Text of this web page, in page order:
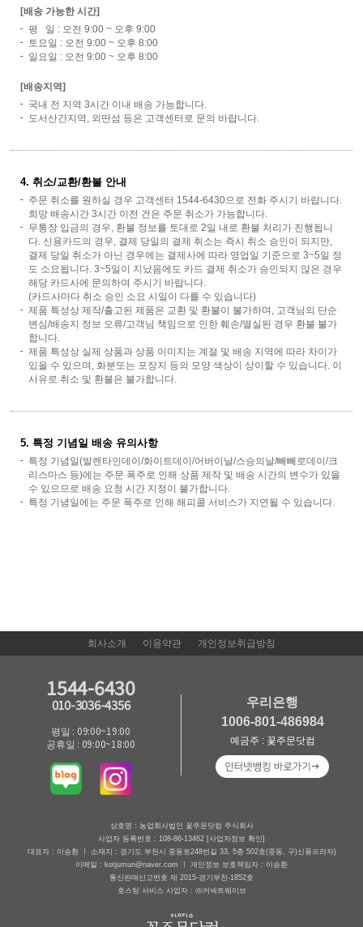
[배송 가능한 시간]
평 일 : 오전 9:00 ~ 오후 9:00
토요일 : 오전 9:00 ~ 오후 8:00
일요일 : 오전 9:00 ~ 오후 8:00
[배송지역]
국내 전 지역 3시간 이내 배송 가능합니다.
도서산간지역, 외딴섬 등은 고객센터로 문의 바랍니다.
4. 취소/교환/환불 안내
주문 취소를 원하실 경우 고객센터 1544-6430으로 전화 주시기 바랍니다.
희망 배송시간 3시간 이전 건은 주문 취소가 가능합니다.
무통장 입금의 경우, 환불 정보를 토대로 2일 내로 환불 처리가 진행됩니
다. 신용카드의 경우, 결제 당일의 결제 취소는 즉시 취소 승인이 되지만,
결제 당일 취소가 아닌 경우에는 결제사에 따라 영업일 기준으로 3~5일 정
도 소요됩니다. 3~5일이 지났음에도 카드 결제 취소가 승인되지 않은 경우
해당 카드사에 문의하여 주시기 바랍니다.
(카드사마다 취소 승인 소요 시일이 다를 수 있습니다)
제품 특성상 제작/출고된 제품은 교환 및 환불이 불가하며, 고객님의 단순
변심/배송지 정보 오류/고객님 책임으로 인한 훼손/멸실된 경우 환불 불가
합니다.
제품 특성상 실제 상품과 상품 이미지는 계절 및 배송 지역에 따라 차이가
있을 수 있으며, 화분또는 포장지 등의 모양 색상이 상이할 수 있습니다. 이
사유로 취소 및 환불은 불가합니다.
5. 특정 기념일 배송 유의사항
특정 기념일(발렌타인데이/화이트데이/어버이날/스승의날/빼빼로데이/크
리스마스 등)에는 주문 폭주로 인해 상품 제작 및 배송 시간의 변수가 있을
수 있으므로 배송 요청 시간 지정이 불가합니다.
특정 기념일에는 주문 폭주로 인해 해피콜 서비스가 지연될 수 있습니다.
회사소개 이용약관 개인정보취급방침
1544-6430
010-3036-4356
평일 : 09:00~19:00
공휴일 : 09:00~18:00
우리은행
1006-801-486984
예금주 : 꽃주문닷컴
상호명 : 농업회사법인 꽃주문닷컴 주식회사
사업자 등록번호 : 108-86-13462 [사업자정보 확인]
대표자 : 이승환 ㅣ 소재지 : 경기도 부천시 중동로248번길 33, 5층 502호(중동, 구)신풍프라자)
이메일 : kotjumun@naver.com ㅣ 개인정보 보호책임자 : 이승환
통신판매신고번호 제 2015-경기부천-1852호
호스팅 서비스 사업자 : ㈜커넥트웨이브